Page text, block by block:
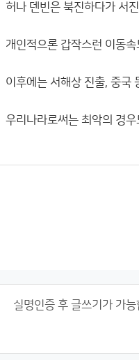
허나 덴빈은 북진하다가 서
개인적으론 갑작스런 이동
이후에는 서해상 진출, 중국
우리나라로써는 최악의 경